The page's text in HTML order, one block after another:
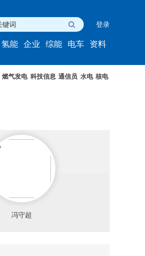
登录
氢能 企业 综能 电车 资料
燃气发电 科技信息 通信员 水电 核电
冯守超